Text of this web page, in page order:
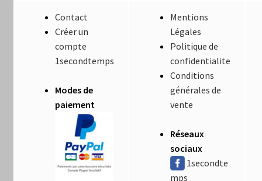
Nautilus – Tome 1 – Les Machines Fondatrices
Nautilus – Tome 2 – Les Artefacts Retrouvés
Contact
Créer un
compte
1secondtemps
Modes de
paiement
Mentions
Légales
Politique de
confidentialite
Conditions
générales de
vente
Réseaux
sociaux
1secondte
mps